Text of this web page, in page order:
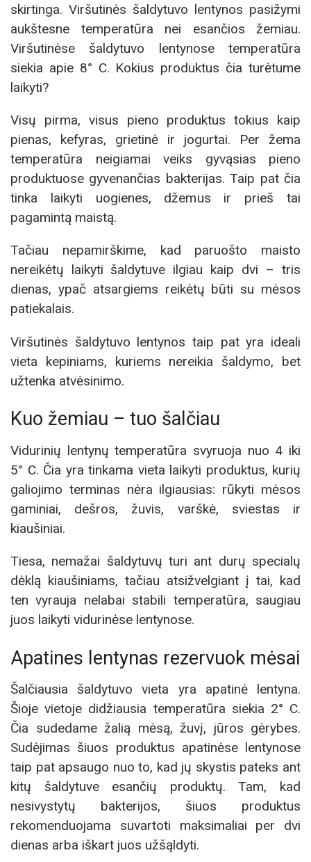
skirtinga. Viršutinės šaldytuvo lentynos pasižymi
aukštesne temperatūra nei esančios žemiau.
Viršutinėse šaldytuvo lentynose temperatūra
siekia apie 8° C. Kokius produktus čia turėtume
laikyti?
Visų pirma, visus pieno produktus tokius kaip
pienas, kefyras, grietinė ir jogurtai. Per žema
temperatūra neigiamai veiks gyvąsias pieno
produktuose gyvenančias bakterijas. Taip pat čia
tinka laikyti uogienes, džemus ir prieš tai
pagamintą maistą.
Tačiau nepamirškime, kad paruošto maisto
nereikėtų laikyti šaldytuve ilgiau kaip dvi – tris
dienas, ypač atsargiems reikėtų būti su mėsos
patiekalais.
Viršutinės šaldytuvo lentynos taip pat yra ideali
vieta kepiniams, kuriems nereikia šaldymo, bet
užtenka atvėsinimo.
Kuo žemiau – tuo šalčiau
Vidurinių lentynų temperatūra svyruoja nuo 4 iki
5° C. Čia yra tinkama vieta laikyti produktus, kurių
galiojimo terminas nėra ilgiausias: rūkyti mėsos
gaminiai, dešros, žuvis, varškė, sviestas ir
kiaušiniai.
Tiesa, nemažai šaldytuvų turi ant durų specialų
dėklą kiaušiniams, tačiau atsižvelgiant į tai, kad
ten vyrauja nelabai stabili temperatūra, saugiau
juos laikyti vidurinėse lentynose.
Apatines lentynas rezervuok mėsai
Šalčiausia šaldytuvo vieta yra apatinė lentyna.
Šioje vietoje didžiausia temperatūra siekia 2° C.
Čia sudedame žalią mėsą, žuvį, jūros gėrybes.
Sudėjimas šiuos produktus apatinėse lentynose
taip pat apsaugo nuo to, kad jų skystis pateks ant
kitų šaldytuve esančių produktų. Tam, kad
nesivystytų bakterijos, šiuos produktus
rekomenduojama suvartoti maksimaliai per dvi
dienas arba iškart juos užšąldyti.